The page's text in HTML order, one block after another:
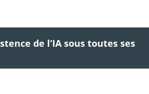
de l’IA sous toutes ses